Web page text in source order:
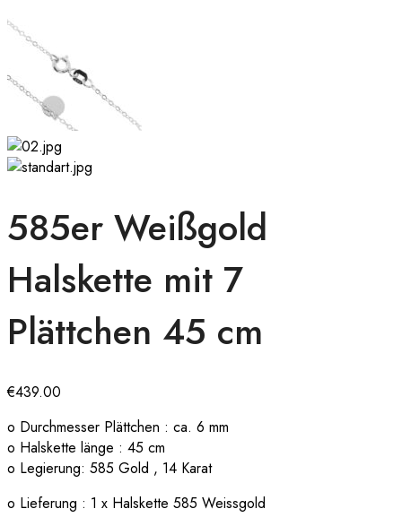
585er Weißgold
Halskette mit 7
Plättchen 45 cm
€439.00
o Durchmesser Plättchen : ca. 6 mm
o Halskette länge : 45 cm
o Legierung: 585 Gold , 14 Karat
o Lieferung : 1 x Halskette 585 Weissgold